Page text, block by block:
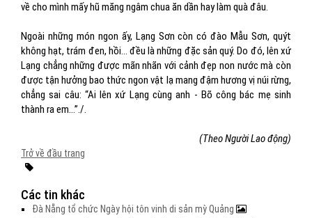
về cho mình mấy hũ măng ngâm chua ăn dần hay làm quà đâu.
Ngoài những món ngon ấy, Lạng Sơn còn có đào Mẫu Sơn, quýt
không hạt, trám đen, hồi… đều là những đặc sản quý. Do đó, lên xứ
Lạng chẳng những được mãn nhãn với cảnh đẹp non nước mà còn
được tận hưởng bao thức ngon vật lạ mang đậm hương vị núi rừng,
chẳng sai câu: “Ai lên xứ Lạng cùng anh - Bõ công bác mẹ sinh
thành ra em…”./.
(Theo Người Lao động)
Trở về đầu trang
Các tin khác
Đà Nẵng tổ chức Ngày hội tôn vinh di sản mỳ Quảng